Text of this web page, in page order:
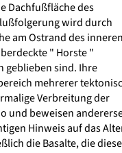
Dachfußfläche des
wird durch
am Ostrand des inneren
" Horste "
geblieben sind. Ihre
mehrerer
Verbreitung der
und beweisen
Hinweis auf das
die Basalte, die